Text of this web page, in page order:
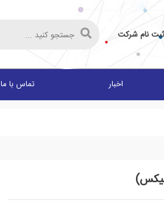
نام شرکت
اخبار تماس با ما